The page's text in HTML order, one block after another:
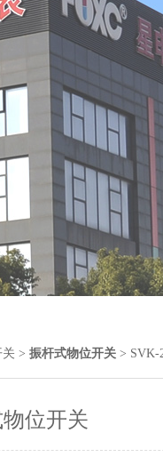
> 振杆式物位开关 > SVK-
位开关